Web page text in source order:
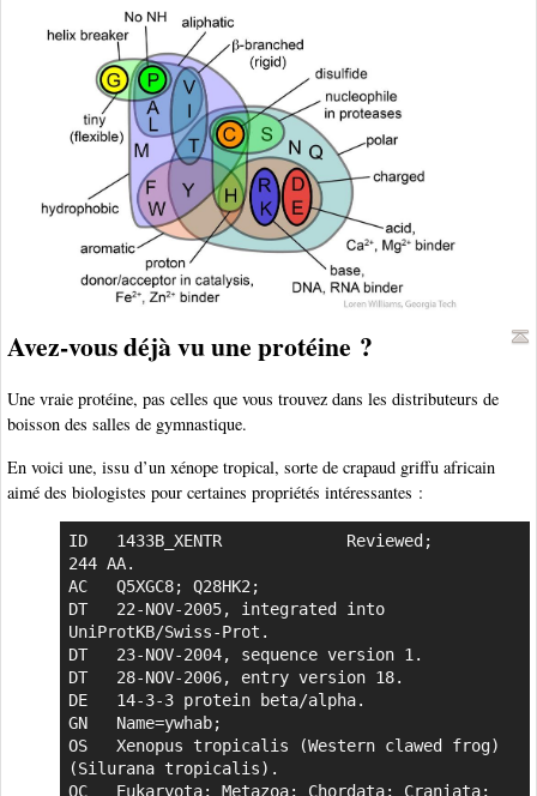
Avez-vous déjà vu une protéine ?
Une vraie protéine, pas celles que vous trouvez dans les distributeurs de
boisson des salles de gymnastique.
En voici une, issu d’un xénope tropical, sorte de crapaud griffu africain
aimé des biologistes pour certaines propriétés intéressantes :
ID   1433B_XENTR             Reviewed;
244 AA.
AC   Q5XGC8; Q28HK2;
DT   22-NOV-2005, integrated into
UniProtKB/Swiss-Prot.
DT   23-NOV-2004, sequence version 1.
DT   28-NOV-2006, entry version 18.
DE   14-3-3 protein beta/alpha.
GN   Name=ywhab;
OS   Xenopus tropicalis (Western clawed frog)
(Silurana tropicalis).
OC   Eukaryota; Metazoa; Chordata; Craniata;